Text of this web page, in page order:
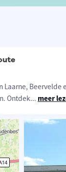
Beervelde
Ontdek... meer